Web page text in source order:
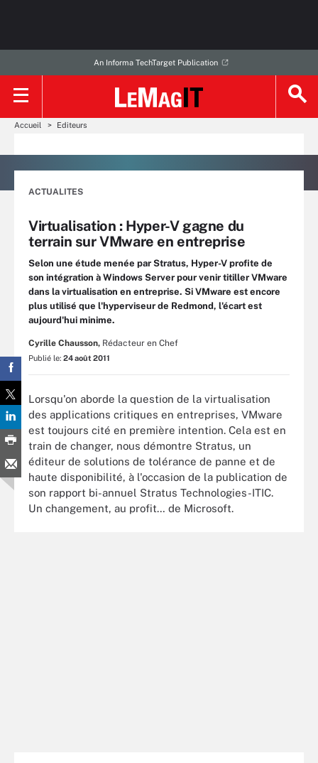
An Informa TechTarget Publication
Accueil Editeurs
ACTUALITES
Virtualisation : Hyper-V gagne du
terrain sur VMware en entreprise
Selon une étude menée par Stratus, Hyper-V profite de
son intégration à Windows Server pour venir titiller VMware
dans la virtualisation en entreprise. Si VMware est encore
plus utilisé que l'hyperviseur de Redmond, l'écart est
aujourd'hui minime.
Cyrille Chausson, Rédacteur en Chef
Publié le: 24 août 2011
Lorsqu'on aborde la question de la virtualisation
des applications critiques en entreprises, VMware
est toujours cité en première intention. Cela est en
train de changer, nous démontre Stratus, un
éditeur de solutions de tolérance de panne et de
haute disponibilité, à l'occasion de la publication de
son rapport bi-annuel Stratus Technologies-ITIC.
Un changement, au profit… de Microsoft.